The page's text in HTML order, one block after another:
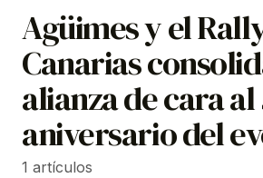
Agüimes y el
Canarias
alianza de cara al
aniversario del
1 artículos